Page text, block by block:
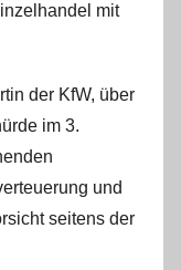
mit
der KfW, über
im 3.
und
seitens der